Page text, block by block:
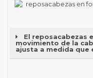
El reposacabezas
movimiento de la
ajusta a medida que